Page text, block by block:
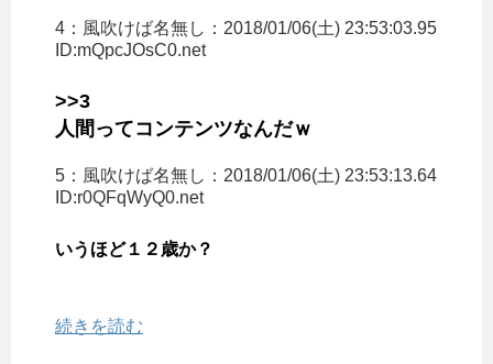
4： 風吹けば名無し ：2018/01/06(土) 23:53:03.95
ID:mQpcJOsC0.net
>>3
人間ってコンテンツなんだｗ
5： 風吹けば名無し ：2018/01/06(土) 23:53:13.64
ID:r0QFqWyQ0.net
いうほど１２歳か？
続きを読む